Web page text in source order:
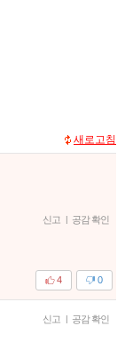
새로고침
신고 | 공감 확인
0
4
신고 | 공감 확인